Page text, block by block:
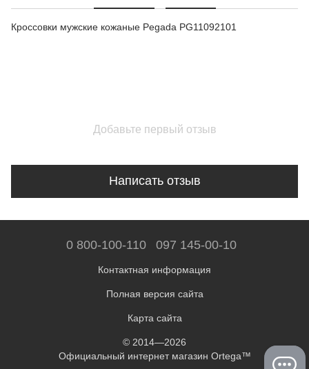
Кроссовки мужские кожаные Pegada PG11092101
Добавьте первый отзыв
Написать отзыв
0 800-100-110 097 145-00-10
Контактная информация
Полная версия сайта
Карта сайта
© 2014—2026
Официальный интернет магазин Ortega™